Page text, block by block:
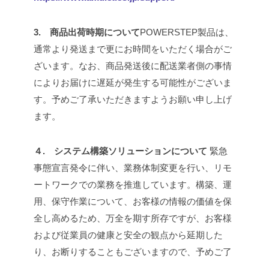
3. 商品出荷時期についてPOWERSTEP製品は、
通常より発送まで更にお時間をいただく場合がご
ざいます。なお、商品発送後に配送業者側の事情
によりお届けに遅延が発生する可能性がございま
す。予めご了承いただきますようお願い申し上げ
ます。
４. システム構築ソリューションについて 緊急
事態宣言発令に伴い、業務体制変更を行い、リモ
ートワークでの業務を推進しています。構築、運
用、保守作業について、お客様の情報の価値を保
全し高めるため、万全を期す所存ですが、お客様
および従業員の健康と安全の観点から延期した
り、お断りすることもございますので、予めご了